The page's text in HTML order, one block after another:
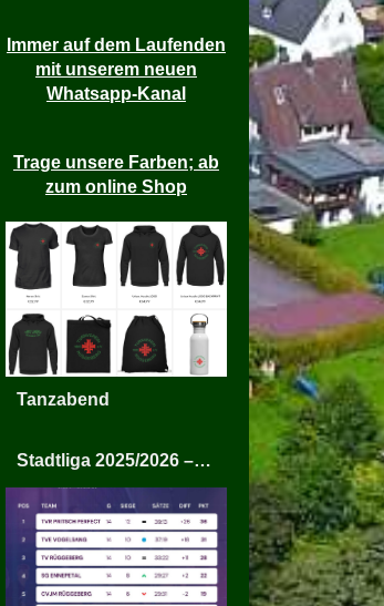
Immer auf dem Laufenden
mit unserem neuen
Whatsapp-Kanal
Trage unsere Farben; ab
zum online Shop
Tanzabend
Stadtliga 2025/2026 – TV Rüggeberg Mixed